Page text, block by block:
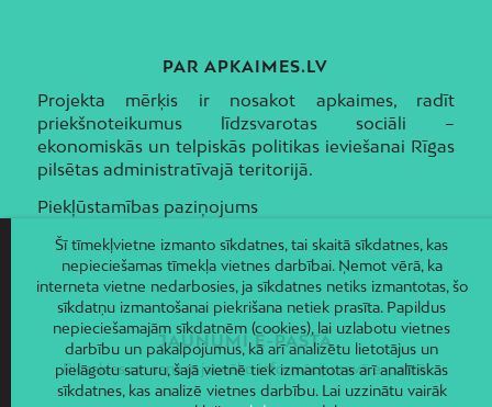
PAR APKAIMES.LV
Projekta mērķis ir nosakot apkaimes, radīt
priekšnoteikumus līdzsvarotas sociāli –
ekonomiskās un telpiskās politikas ieviešanai Rīgas
pilsētas administratīvajā teritorijā.
Piekļūstamības paziņojums
JAUNUMI E-PASTĀ
Piesakies un saņem jaunāko informāciju savā e-pastā!
Šī tīmekļvietne izmanto sīkdatnes, tai skaitā sīkdatnes, kas
nepieciešamas tīmekļa vietnes darbībai. Ņemot vērā, ka
interneta vietne nedarbosies, ja sīkdatnes netiks izmantotas, šo
sīkdatņu izmantošanai piekrišana netiek prasīta. Papildus
nepieciešamajām sīkdatnēm (cookies), lai uzlabotu vietnes
darbību un pakalpojumus, kā arī analizētu lietotājus un
pielāgotu saturu, šajā vietnē tiek izmantotas arī analītiskās
sīkdatnes, kas analizē vietnes darbību. Lai uzzinātu vairāk